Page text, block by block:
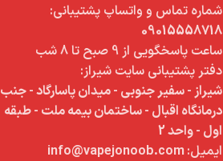
شماره تماس و واتساپ پشتیبانی:
09015558718
ساعت پاسخگویی از 9 صبح تا 8 شب
دفتر پشتیبانی سایت شیراز:
شیراز - سفیر جنوبی - میدان پاسارگاد - جنب
درمانگاه اقبال - ساختمان بیمه ملت - طبقه
اول - واحد 2
ایمیل: